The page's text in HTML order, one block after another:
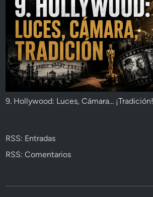
9. Hollywood: Luces, Cámara... ¡Tradición!
RSS: Entradas
RSS: Comentarios